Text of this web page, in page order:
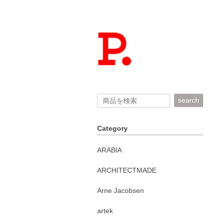
search
Category
ARABIA
ARCHITECTMADE
Arne Jacobsen
artek